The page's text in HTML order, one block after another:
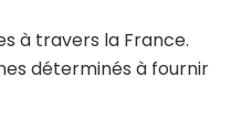
à travers la France.
déterminés à fournir